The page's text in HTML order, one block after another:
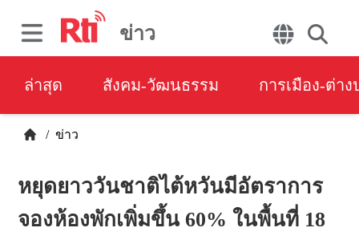
ข่าว
ล่าสุด สังคม-วัฒนธรรม การเมือง-ต่าง
/ ข่าว
หยุดยาววันชาติไต้หวันมีอัตราการ
จองห้องพักเพิ่มขึ้น 60% ในพื้นที่ 18